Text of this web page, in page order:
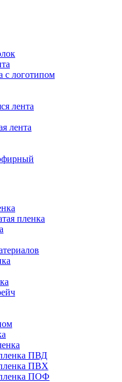
с логотипом
лента
лента
пленка
ПВД
ПВХ
ПОФ